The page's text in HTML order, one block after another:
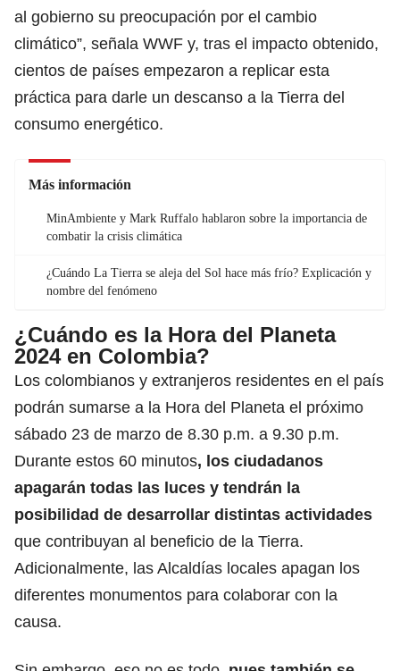
al gobierno su preocupación por el cambio
climático”, señala WWF y, tras el impacto obtenido,
cientos de países empezaron a replicar esta
práctica para darle un descanso a la Tierra del
consumo energético.
Más información
MinAmbiente y Mark Ruffalo hablaron sobre la importancia de
combatir la crisis climática
¿Cuándo La Tierra se aleja del Sol hace más frío? Explicación y
nombre del fenómeno
¿Cuándo es la Hora del Planeta
2024 en Colombia?
Los colombianos y extranjeros residentes en el país
podrán sumarse a la Hora del Planeta el próximo
sábado 23 de marzo de 8.30 p.m. a 9.30 p.m.
Durante estos 60 minutos, los ciudadanos
apagarán todas las luces y tendrán la
posibilidad de desarrollar distintas actividades
que contribuyan al beneficio de la Tierra.
Adicionalmente, las Alcaldías locales apagan los
diferentes monumentos para colaborar con la
causa.